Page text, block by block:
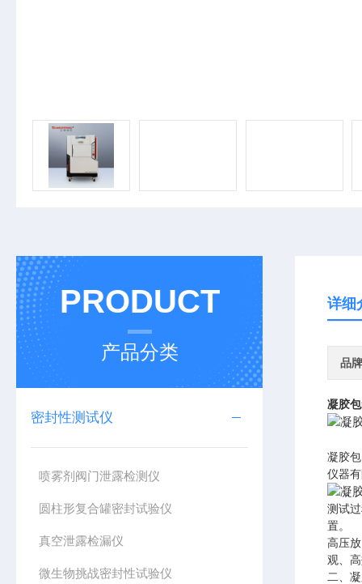
PRODUCT
产品分类
密封性测试仪
喷雾剂阀门泄露检测仪
圆柱形复合罐密封试验仪
真空泄露检漏仪
微生物挑战密封性试验仪
详细
品牌
凝胶
凝胶
仪器
测试
置。
高压
观、
二、